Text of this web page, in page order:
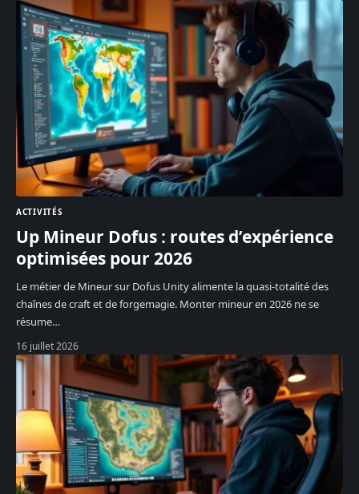
ACTIVITÉS
Up Mineur Dofus : routes d’expérience
optimisées pour 2026
Le métier de Mineur sur Dofus Unity alimente la quasi-totalité des
chaînes de craft et de forgemagie. Monter mineur en 2026 ne se
résume…
16 juillet 2026